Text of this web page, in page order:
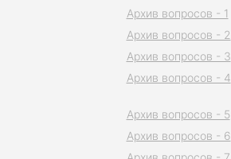
Архив вопросов - 1
Архив вопросов - 2
Архив вопросов - 3
Архив вопросов - 4
Архив вопросов - 5
Архив вопросов - 6